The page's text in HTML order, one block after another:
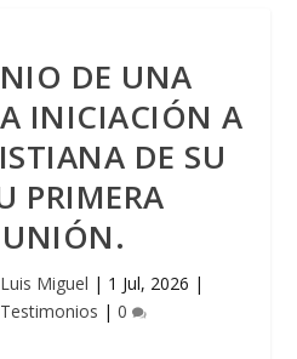
DE UNA
INICIACIÓN A
DE SU
PRIMERA
Miguel | 1 Jul, 2026 |
Testimonios | 0